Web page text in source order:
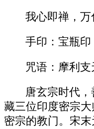
我心即禅，
手印：宝瓶印
咒语：摩利
唐玄宗时代
藏三位印度密宗
密宗的教门。宋